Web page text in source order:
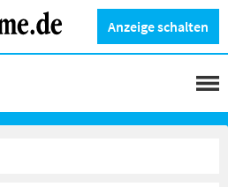
Anzeige schalten